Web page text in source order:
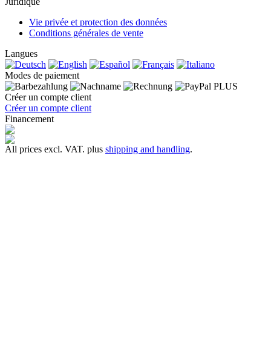
Vie privée et protection des données
Conditions générales de vente
Langues
Modes de paiement
Créer un compte client
Créer un compte client
Financement
All prices excl. VAT. plus shipping and handling.